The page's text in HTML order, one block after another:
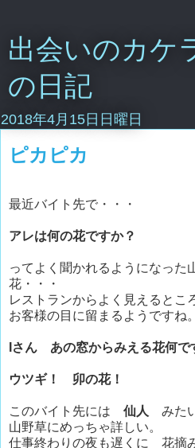
出会いのカケ
の日記
2018年4月15日日曜日
ピカピカ
最近バイト先で・・・
アレは何の花ですか？
ってよく聞かれるようになった
花・・・
レストランからよく見えるとこ
お客様の目に留まるようですね。
Iさん あの窓からみえる花何で
ウツギ！ 卯の花！
このバイト先には 仙人 みた
山野草にめっちゃ詳しい。
仕事終わりの夜も遅くに 花摘